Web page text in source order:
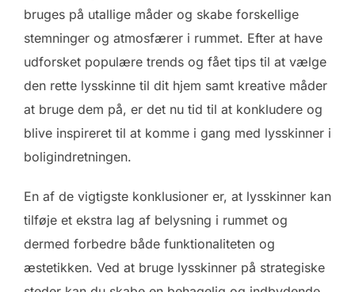
bruges på utallige måder og skabe forskellige
stemninger og atmosfærer i rummet. Efter at have
udforsket populære trends og fået tips til at vælge
den rette lysskinne til dit hjem samt kreative måder
at bruge dem på, er det nu tid til at konkludere og
blive inspireret til at komme i gang med lysskinner i
boligindretningen.
En af de vigtigste konklusioner er, at lysskinner kan
tilføje et ekstra lag af belysning i rummet og
dermed forbedre både funktionaliteten og
æstetikken. Ved at bruge lysskinner på strategiske